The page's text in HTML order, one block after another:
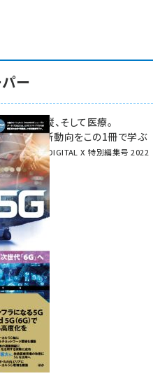
ー
遠隔操縦、そして医療。
「5G」最新動向をこの1冊で学ぶ
ズレター × DIGITAL X 特別編集号 2022